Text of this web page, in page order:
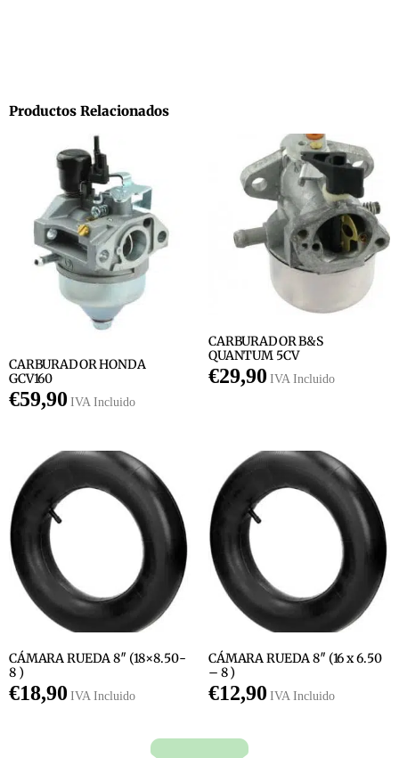
Productos Relacionados
CARBURADOR HONDA
GCV160
€59,90 IVA Incluido
CARBURADOR B&S
QUANTUM 5CV
€29,90 IVA Incluido
CÁMARA RUEDA 8″ (18×8.50-
8 )
€18,90 IVA Incluido
CÁMARA RUEDA 8″ (16 x 6.50
– 8 )
€12,90 IVA Incluido